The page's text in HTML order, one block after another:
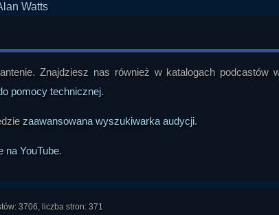
AUTORSTWA
Znajdziesz nas również w katalogach podcastów
pomocy technicznej.
zaawansowana wyszukiwarka audycji.
na YouTube.
3706, liczba stron: 371